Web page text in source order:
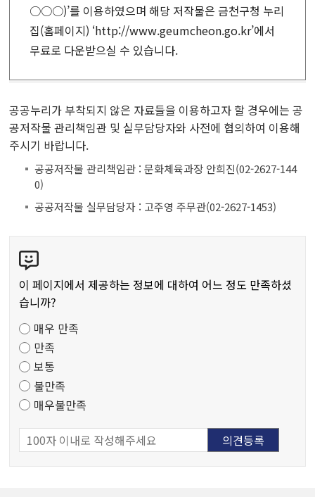
○○○)’를 이용하였으며 해당 저작물은 금천구청 누리
집(홈페이지) ‘http://www.geumcheon.go.kr’에서
무료로 다운받으실 수 있습니다.
공공누리가 부착되지 않은 자료들을 이용하고자 할 경우에는 공
공저작물 관리책임관 및 실무담당자와 사전에 협의하여 이용해
주시기 바랍니다.
공공저작물 관리책임관 : 문화체육과장 안희진(02-2627-144
0)
공공저작물 실무담당자 : 고주영 주무관(02-2627-1453)
텐
츠
만
도
조
사
이 페이지에서 제공하는 정보에 대하여 어느 정도 만족하셨
습니까?
매우 만족
만족
보통
불만족
매우불만족